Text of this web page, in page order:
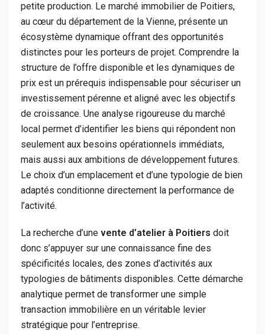
petite production. Le marché immobilier de Poitiers,
au cœur du département de la Vienne, présente un
écosystème dynamique offrant des opportunités
distinctes pour les porteurs de projet. Comprendre la
structure de l’offre disponible et les dynamiques de
prix est un prérequis indispensable pour sécuriser un
investissement pérenne et aligné avec les objectifs
de croissance. Une analyse rigoureuse du marché
local permet d’identifier les biens qui répondent non
seulement aux besoins opérationnels immédiats,
mais aussi aux ambitions de développement futures.
Le choix d’un emplacement et d’une typologie de bien
adaptés conditionne directement la performance de
l’activité.
La recherche d’une vente d’atelier à Poitiers doit
donc s’appuyer sur une connaissance fine des
spécificités locales, des zones d’activités aux
typologies de bâtiments disponibles. Cette démarche
analytique permet de transformer une simple
transaction immobilière en un véritable levier
stratégique pour l’entreprise.